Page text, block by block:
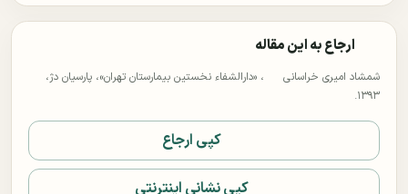
ارجاع به این مقاله
شمشاد امیری خراسانی
، «دارالشفاء نخستین بیمارستان تهران»، پارسیان دژ،
۱۳۹۳.
کپی ارجاع
کپی نشانی اینترنتی